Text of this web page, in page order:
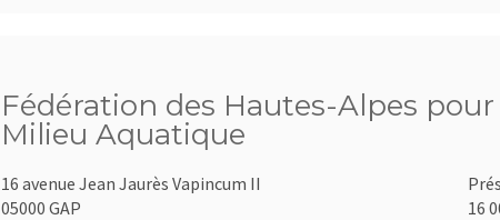
Fédération des Hautes-Alpes
Milieu Aquatique
16 avenue Jean Jaurès Vapincum II
05000 GAP
16